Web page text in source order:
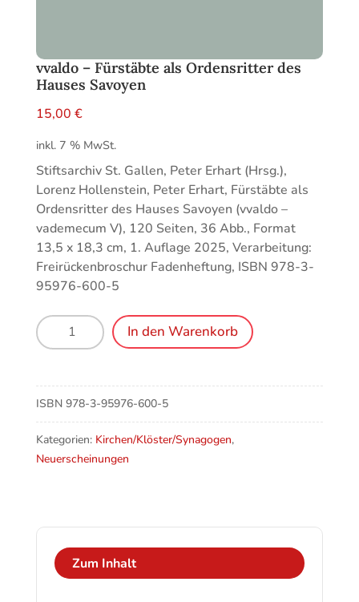
vvaldo – Fürstäbte als Ordensritter des
Hauses Savoyen
15,00 €
inkl. 7 % MwSt.
Stiftsarchiv St. Gallen, Peter Erhart (Hrsg.),
Lorenz Hollenstein, Peter Erhart, Fürstäbte als
Ordensritter des Hauses Savoyen (vvaldo –
vademecum V), 120 Seiten, 36 Abb., Format
13,5 x 18,3 cm, 1. Auflage 2025, Verarbeitung:
Freirückenbroschur Fadenheftung, ISBN 978-3-
95976-600-5
vvaldo
–
als
Ordensritter
des
Hauses
Savoyen
In den Warenkorb
ISBN 978-3-95976-600-5
Kategorien: Kirchen/Klöster/Synagogen,
Neuerscheinungen
Zum Inhalt